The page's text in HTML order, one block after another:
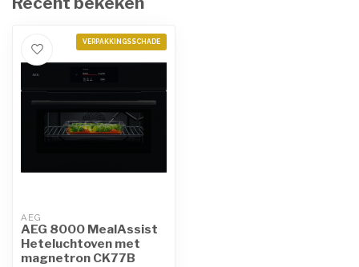
VERPAKKINGSSCHADE
AEG
AEG 8000 MealAssist
Heteluchtoven met
magnetron CK77B